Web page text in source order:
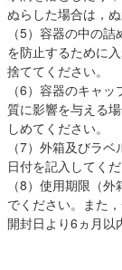
ぬらした場合は，
（5）容器の中の
を防止するために
捨ててください。
（6）容器のキャ
質に影響を与える
しめてください。
（7）外箱及びラ
日付を記入してくだ
（8）使用期限（
でください。また
開封日より6ヵ月以